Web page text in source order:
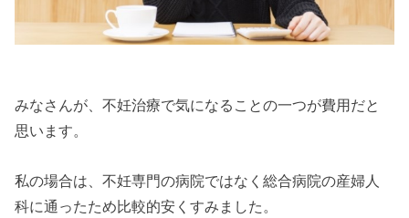
みなさんが、不妊治療で気になることの一つが費用だと
思います。
私の場合は、不妊専門の病院ではなく総合病院の産婦人
科に通ったため比較的安くすみました。